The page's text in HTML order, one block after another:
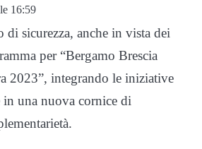
16:59
sicurezza, anche in vista dei
per “Bergamo Brescia
2023”, integrando le iniziative
una nuova cornice di